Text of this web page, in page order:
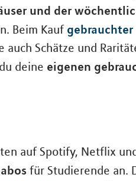
und der
Beim Kauf gebrauchter
Schätze und
deine eigenen
auf Spotify, Netflix
für Studierende an.